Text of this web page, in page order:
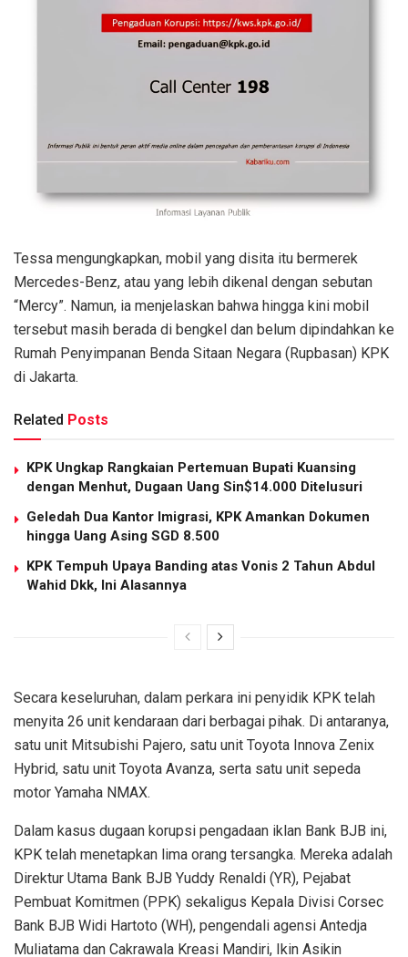
Tessa mengungkapkan, mobil yang disita itu bermerek
Mercedes-Benz, atau yang lebih dikenal dengan sebutan
“Mercy”. Namun, ia menjelaskan bahwa hingga kini mobil
tersebut masih berada di bengkel dan belum dipindahkan ke
Rumah Penyimpanan Benda Sitaan Negara (Rupbasan) KPK
di Jakarta.
Related Posts
KPK Ungkap Rangkaian Pertemuan Bupati Kuansing
dengan Menhut, Dugaan Uang Sin$14.000 Ditelusuri
Geledah Dua Kantor Imigrasi, KPK Amankan Dokumen
hingga Uang Asing SGD 8.500
KPK Tempuh Upaya Banding atas Vonis 2 Tahun Abdul
Wahid Dkk, Ini Alasannya
Secara keseluruhan, dalam perkara ini penyidik KPK telah
menyita 26 unit kendaraan dari berbagai pihak. Di antaranya,
satu unit Mitsubishi Pajero, satu unit Toyota Innova Zenix
Hybrid, satu unit Toyota Avanza, serta satu unit sepeda
motor Yamaha NMAX.
Dalam kasus dugaan korupsi pengadaan iklan Bank BJB ini,
KPK telah menetapkan lima orang tersangka. Mereka adalah
Direktur Utama Bank BJB Yuddy Renaldi (YR), Pejabat
Pembuat Komitmen (PPK) sekaligus Kepala Divisi Corsec
Bank BJB Widi Hartoto (WH), pengendali agensi Antedja
Muliatama dan Cakrawala Kreasi Mandiri, Ikin Asikin